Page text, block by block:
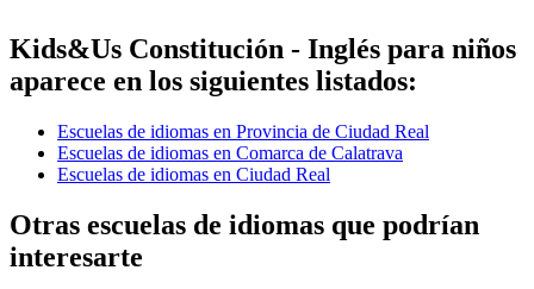
Kids&Us Constitución - Inglés para niños
aparece en los siguientes listados:
Escuelas de idiomas en Provincia de Ciudad Real
Escuelas de idiomas en Comarca de Calatrava
Escuelas de idiomas en Ciudad Real
Otras escuelas de idiomas que podrían
interesarte